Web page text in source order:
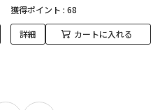
獲得ポイント : 68
詳細 カートに入れる